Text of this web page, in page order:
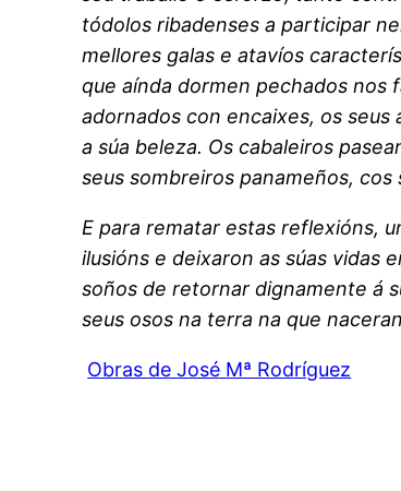
tódolos ribadenses a participar
mellores galas e atavíos
que aínda dormen pechados nos
adornados con encaixes, os
a súa beleza. Os cabaleiros
seus sombreiros panameños,
E para rematar estas reflexións,
ilusións e deixaron as súas vidas
soños de retornar dignamente á
seus osos na terra na que
Obras de José Mª Rodríguez